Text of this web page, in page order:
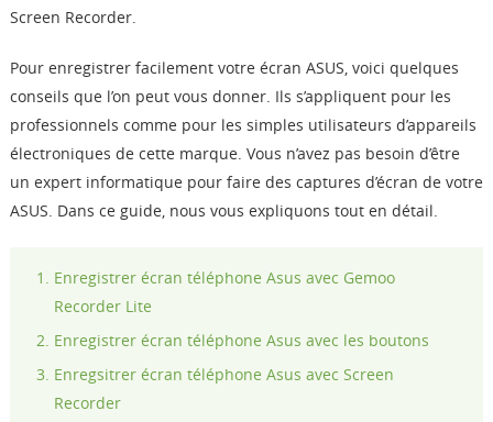
Support
Langue
Screen Recorder.
Pour enregistrer facilement votre écran ASUS, voici quelques
conseils que l’on peut vous donner. Ils s’appliquent pour les
professionnels comme pour les simples utilisateurs d’appareils
électroniques de cette marque. Vous n’avez pas besoin d’être
un expert informatique pour faire des captures d’écran de votre
ASUS. Dans ce guide, nous vous expliquons tout en détail.
Enregistrer écran téléphone Asus avec Gemoo
Recorder Lite
Enregistrer écran téléphone Asus avec les boutons
Enregsitrer écran téléphone Asus avec Screen
Recorder